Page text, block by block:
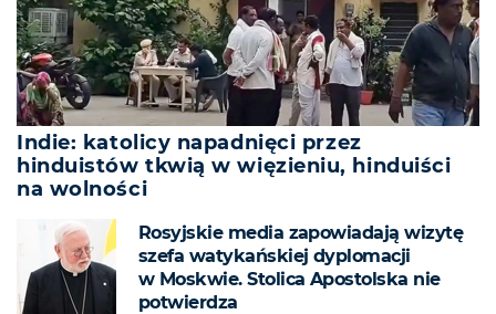
Indie: katolicy napadnięci przez
hinduistów tkwią w więzieniu, hinduiści
na wolności
Rosyjskie media zapowiadają wizytę
szefa watykańskiej dyplomacji
w Moskwie. Stolica Apostolska nie
potwierdza